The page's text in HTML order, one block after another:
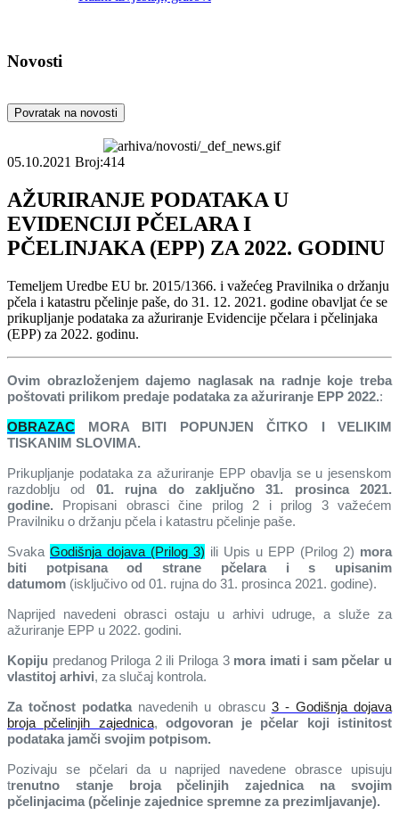
Novosti
Povratak na novosti
05.10.2021 Broj:414
AŽURIRANJE PODATAKA U
EVIDENCIJI PČELARA I
PČELINJAKA (EPP) ZA 2022. GODINU
Temeljem Uredbe EU br. 2015/1366. i važećeg Pravilnika o držanju
pčela i katastru pčelinje paše, do 31. 12. 2021. godine obavljat će se
prikupljanje podataka za ažuriranje Evidencije pčelara i pčelinjaka
(EPP) za 2022. godinu.
Ovim obrazloženjem dajemo naglasak na radnje koje treba
poštovati prilikom predaje podataka za ažuriranje EPP 2022.:
OBRAZAC MORA BITI POPUNJEN ČITKO I VELIKIM
TISKANIM SLOVIMA.
Prikupljanje podataka za ažuriranje EPP obavlja se u jesenskom
razdoblju od 01. rujna do zaključno 31. prosinca 2021.
godine. Propisani obrasci čine prilog 2 i prilog 3 važećem
Pravilniku o držanju pčela i katastru pčelinje paše.
Svaka Godišnja dojava (Prilog 3) ili Upis u EPP (Prilog 2) mora
biti potpisana od strane pčelara i s upisanim
datumom (isključivo od 01. rujna do 31. prosinca 2021. godine).
Naprijed navedeni obrasci ostaju u arhivi udruge, a služe za
ažuriranje EPP u 2022. godini.
Kopiju predanog Priloga 2 ili Priloga 3 mora imati i sam pčelar u
vlastitoj arhivi, za slučaj kontrola.
Za točnost podatka navedenih u obrascu 3 - Godišnja dojava
broja pčelinjih zajednica, odgovoran je pčelar koji istinitost
podataka jamči svojim potpisom.
Pozivaju se pčelari da u naprijed navedene obrasce upisuju
trenutno stanje broja pčelinjih zajednica na svojim
pčelinjacima (pčelinje zajednice spremne za prezimljavanje).